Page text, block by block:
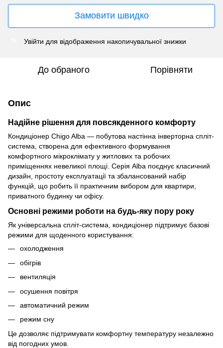
Замовити швидко
Увійти для відображення накопичувальної знижки
До обраного Порівняти
Опис
Надійне рішення для повсякденного комфорту
Кондиціонер Chigo Alba — побутова настінна інверторна спліт-
система, створена для ефективного формування
комфортного мікроклімату у житлових та робочих
приміщеннях невеликої площі. Серія Alba поєднує класичний
дизайн, простоту експлуатації та збалансований набір
функцій, що робить її практичним вибором для квартири,
приватного будинку чи офісу.
Основні режими роботи на будь-яку пору року
Як універсальна спліт-система, кондиціонер підтримує базові
режими для щоденного користування:
охолодження
обігрів
вентиляція
осушення повітря
автоматичний режим
режим сну
Це дозволяє підтримувати комфортну температуру незалежно
від погодних умов.